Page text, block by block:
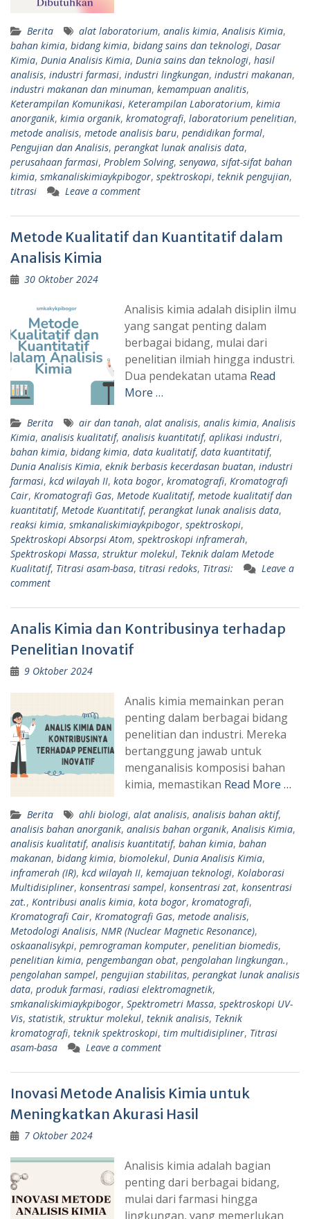
Berita alat laboratorium, analis kimia, Analisis Kimia,
bahan kimia, bidang kimia, bidang sains dan teknologi, Dasar
Kimia, Dunia Analisis Kimia, Dunia sains dan teknologi, hasil
analisis, industri farmasi, industri lingkungan, industri makanan,
industri makanan dan minuman, kemampuan analitis,
Keterampilan Komunikasi, Keterampilan Laboratorium, kimia
anorganik, kimia organik, kromatografi, laboratorium penelitian,
metode analisis, metode analisis baru, pendidikan formal,
Pengujian dan Analisis, perangkat lunak analisis data,
perusahaan farmasi, Problem Solving, senyawa, sifat-sifat bahan
kimia, smkanaliskimiaykpibogor, spektroskopi, teknik pengujian,
titrasi
Leave a comment
Metode Kualitatif dan Kuantitatif dalam
Analisis Kimia
30 Oktober 2024
Analisis kimia adalah disiplin ilmu
yang sangat penting dalam
berbagai bidang, mulai dari
penelitian ilmiah hingga industri.
Dua pendekatan utama Read
More …
Berita air dan tanah, alat analisis, analis kimia, Analisis
Kimia, analisis kualitatif, analisis kuantitatif, aplikasi industri,
bahan kimia, bidang kimia, data kualitatif, data kuantitatif,
Dunia Analisis Kimia, eknik berbasis kecerdasan buatan, industri
farmasi, kcd wilayah II, kota bogor, kromatografi, Kromatografi
Cair, Kromatografi Gas, Metode Kualitatif, metode kualitatif dan
kuantitatif, Metode Kuantitatif, perangkat lunak analisis data,
reaksi kimia, smkanaliskimiaykpibogor, spektroskopi,
Spektroskopi Absorpsi Atom, spektroskopi inframerah,
Spektroskopi Massa, struktur molekul, Teknik dalam Metode
Kualitatif, Titrasi asam-basa, titrasi redoks, Titrasi:
Leave a
comment
Analis Kimia dan Kontribusinya terhadap
Penelitian Inovatif
9 Oktober 2024
Analis kimia memainkan peran
penting dalam berbagai bidang
penelitian dan industri. Mereka
bertanggung jawab untuk
menganalisis komposisi bahan
kimia, memastikan Read More …
Berita ahli biologi, alat analisis, analisis bahan aktif,
analisis bahan anorganik, analisis bahan organik, Analisis Kimia,
analisis kualitatif, analisis kuantitatif, bahan kimia, bahan
makanan, bidang kimia, biomolekul, Dunia Analisis Kimia,
inframerah (IR), kcd wilayah II, kemajuan teknologi, Kolaborasi
Multidisipliner, konsentrasi sampel, konsentrasi zat, konsentrasi
zat., Kontribusi analis kimia, kota bogor, kromatografi,
Kromatografi Cair, Kromatografi Gas, metode analisis,
Metodologi Analisis, NMR (Nuclear Magnetic Resonance),
oskaanalisykpi, pemrograman komputer, penelitian biomedis,
penelitian kimia, pengembangan obat, pengolahan lingkungan.,
pengolahan sampel, pengujian stabilitas, perangkat lunak analisis
data, produk farmasi, radiasi elektromagnetik,
smkanaliskimiaykpibogor, Spektrometri Massa, spektroskopi UV-
Vis, statistik, struktur molekul, teknik analisis, Teknik
kromatografi, teknik spektroskopi, tim multidisipliner, Titrasi
asam-basa
Leave a comment
Inovasi Metode Analisis Kimia untuk
Meningkatkan Akurasi Hasil
7 Oktober 2024
Analisis kimia adalah bagian
penting dari berbagai bidang,
mulai dari farmasi hingga
lingkungan, yang memerlukan